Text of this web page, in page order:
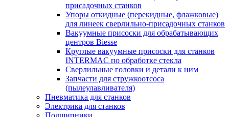
присадочных станков
Упоры откидные (перекидные, флажковые)
для линеек сверлильно-присадочных станков
Вакуумные присоски для обрабатывающих
центров Biesse
Круглые вакуумные присоски для станков
INTERMAC по обработке стекла
Сверлильные головки и детали к ним
Запчасти для стружкоотсоса
(пылеулавливателя)
Пневматика для станков
Электрика для станков
Подшипники